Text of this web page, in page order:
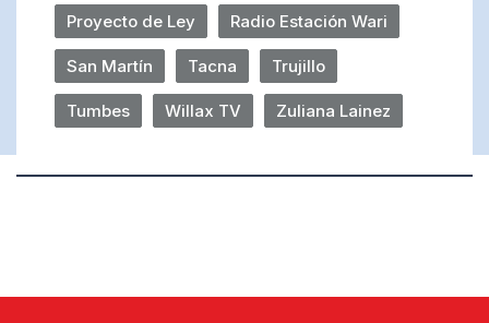
Proyecto de Ley Radio Estación Wari
San Martín Tacna Trujillo
Tumbes Willax TV Zuliana Lainez